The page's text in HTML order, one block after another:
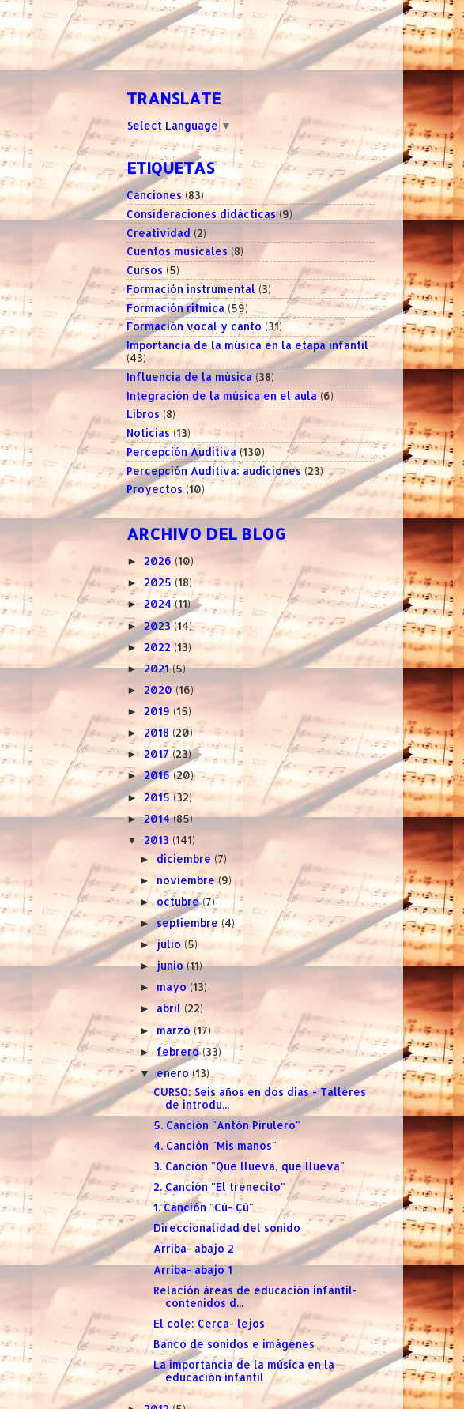
TRANSLATE
Select Language ▼
ETIQUETAS
Canciones (83)
Consideraciones didácticas (9)
Creatividad (2)
Cuentos musicales (8)
Cursos (5)
Formación instrumental (3)
Formación rítmica (59)
Formación vocal y canto (31)
Importancia de la música en la etapa infantil
(43)
Influencia de la música (38)
Integración de la música en el aula (6)
Libros (8)
Noticias (13)
Percepción Auditiva (130)
Percepción Auditiva: audiciones (23)
Proyectos (10)
ARCHIVO DEL BLOG
► 2026 (10)
► 2025(18)
► 2024(11)
►2023(14)
► 2022 (13)
►2021(5)
► 2020 (16)
► 2019 (15)
► 2018 (20)
► 2017(23)
►2016(20)
► 2015 (32)
►2014(85)
▼ 2013 (141)
► diciembre (7)
►noviembre(9)
► octubre(7)
►septiembre(4)
►julio (5)
►junio(11)
► mayo (13)
► abril (22)
►marzo (17)
►febrero(33)
▼enero(13)
CURSO: Seis años en dos días - Talleres
de introdu...
5. Canción "Antón Pirulero"
4. Canción "Mis manos"
3. Canción "Que llueva, que llueva"
2. Canción "El trenecito"
1. Canción "Cú- Cú"
Direccionalidad del sonido
Arriba- abajo 2
Arriba- abajo 1
Relación áreas de educación infantil-
contenidos d...
El cole: Cerca- lejos
Banco de sonidos e imágenes
La importancia de la música en la
educación infantil